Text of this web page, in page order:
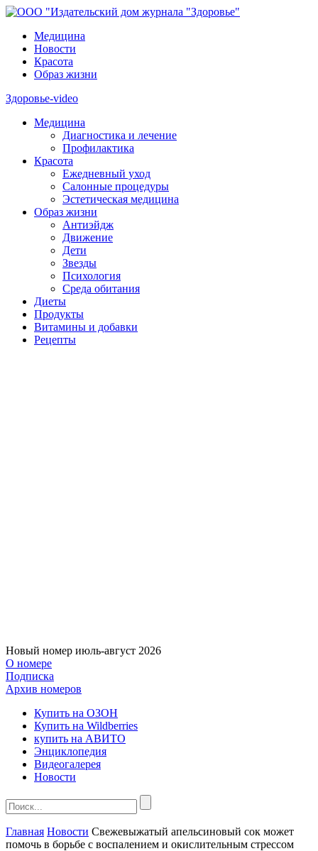
Медицина
Новости
Красота
Образ жизни
Здоровье-video
Медицина
Диагностика и лечение
Профилактика
Красота
Ежедневный уход
Салонные процедуры
Эстетическая медицина
Образ жизни
Антиэйдж
Движение
Дети
Звезды
Психология
Среда обитания
Диеты
Продукты
Витамины и добавки
Рецепты
Новый номер июль-август 2026
О номере
Подписка
Архив номеров
Купить на ОЗОН
Купить на Wildberries
купить на АВИТО
Энциклопедия
Видеогалерея
Новости
Главная Новости Свежевыжатый апельсиновый сок может
помочь в борьбе с воспалением и окислительным стрессом